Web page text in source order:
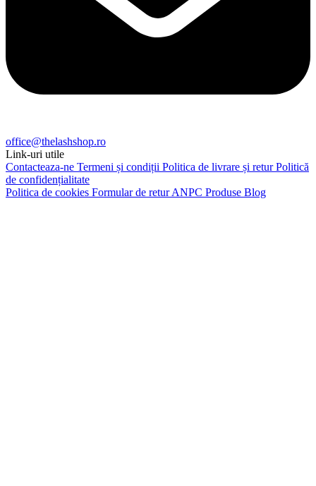
office@thelashshop.ro
Link-uri utile
Contacteaza-ne Termeni și condiții Politica de livrare și returPolitică
de confidențialitate
Politica de cookies Formular de returANPC Produse Blog